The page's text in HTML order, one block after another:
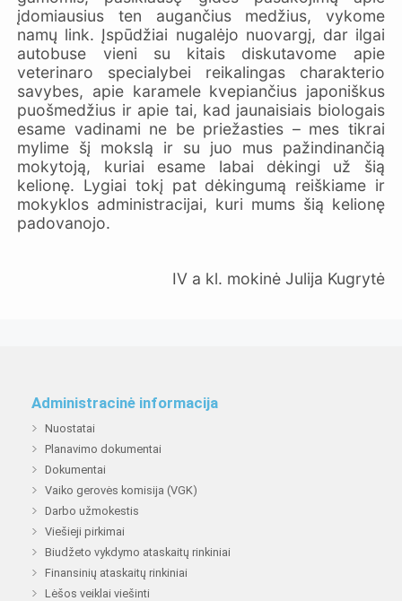
įdomiausius ten augančius medžius, vykome
namų link. Įspūdžiai nugalėjo nuovargį, dar ilgai
autobuse vieni su kitais diskutavome apie
veterinaro specialybei reikalingas charakterio
savybes, apie karamele kvepiančius japoniškus
puošmedžius ir apie tai, kad jaunaisiais biologais
esame vadinami ne be priežasties – mes tikrai
mylime šį mokslą ir su juo mus pažindinančią
mokytoją, kuriai esame labai dėkingi už šią
kelionę. Lygiai tokį pat dėkingumą reiškiame ir
mokyklos administracijai, kuri mums šią kelionę
padovanojo.
IV a kl. mokinė Julija Kugrytė
Administracinė informacija
Nuostatai
Planavimo dokumentai
Dokumentai
Vaiko gerovės komisija (VGK)
Darbo užmokestis
Viešieji pirkimai
Biudžeto vykdymo ataskaitų rinkiniai
Finansinių ataskaitų rinkiniai
Lėšos veiklai viešinti